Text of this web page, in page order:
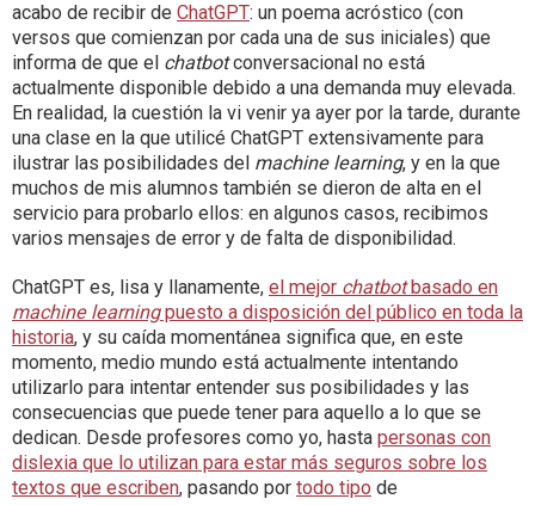
acabo de recibir de ChatGPT: un poema acróstico (con
versos que comienzan por cada una de sus iniciales) que
informa de que el chatbotconversacional no está
actualmente disponible debido a una demanda muy elevada.
En realidad, la cuestión la vi venir ya ayer por la tarde, durante
una clase en la que utilicé ChatGPT extensivamente para
ilustrar las posibilidades del machine learning, y en la que
muchos de mis alumnos también se dieron de alta en el
servicio para probarlo ellos: en algunos casos, recibimos
varios mensajes de error y de falta de disponibilidad.
ChatGPT es, lisa y llanamente, el mejor chatbotbasado en
machine learningpuesto a disposición del público en toda la
historia, y su caída momentánea significa que, en este
momento, medio mundo está actualmente intentando
utilizarlo para intentar entender sus posibilidades y las
consecuencias que puede tener para aquello a lo que se
dedican. Desde profesores como yo, hasta personas con
dislexia que lo utilizan para estar más seguros sobre los
textos que escriben, pasando por todo tipo de